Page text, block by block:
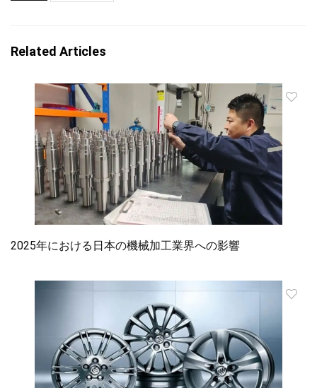
Related Articles
2025年における日本の機械加工業界への影響